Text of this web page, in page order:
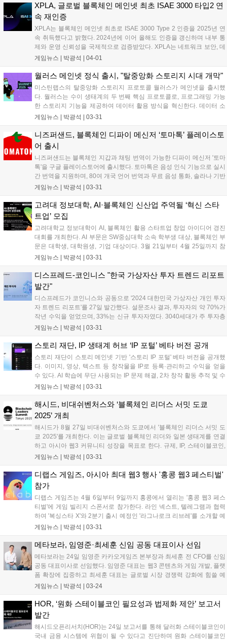
로 제공되는 GameFi 모델도 선보인다....
XPLA, 글로벌 블록체인 메인넷 최초 ISAE 3000 타입2 연
속 재인증
XPLA는 블록체인 메인넷 최초로 ISAE 3000 Type 2 인증을 2025년 연
속 취득했다고 밝혔다. 2024년에 이어 올해도 인증을 갱신하며 내부 통
제와 운영 신뢰성을 국제적으로 검증받았다. XPLA는 네트워크 보안, 데
이터 보호 등 IT 관리 체계와 운영 절차의 적절성을 검토받았다. 폴 킴
다....
게임뉴스 | 박광석 04-01
월러스 메인넷 정식 출시, "탈중앙화 스토리지 시대 개막"
미스틴랩스의 탈중앙화 스토리지 프로토콜 월러스가 메인넷을 출시했
다. 월러스는 수이 생태계의 두 번째 핵심 프로토콜로, 프로그래밍 가능
한 스토리지 기능을 제공하여 데이터 활용 방식을 혁신한다. 데이터 소
유자는 정보에 대한 완전한 통제권을 유지하며, '레드스터프' 데이터 인
WAL 토큰 기반의 탈중앙화 스토리지 경제를 구축하고, 스토리지 노드
운영자에게 보상을 제공한다. 딥북을 포함한 수이 기반 디파이 프로토콜
을 통해 WAL을 자유롭게 거래할 수 있다....
게임뉴스 | 박광석 03-31
니즈퍼샌드, 블록체인 디파이 메신저 ‘토마톡’ 플레이스토
어 출시
니즈퍼샌드는 블록체인 지갑과 채팅 번역이 가능한 디파이 메신저 '토마
톡'을 구글 플레이스토어에 출시했다. 토마톡은 음성 인식 기능으로 실시
간 번역을 지원하며, 80여 개국 언어 번역과 무료 음성 통화, 솔라나 기반
게임 연동을 제공한다. 니즈퍼샌드는 AI 기능 추가를 통해 암호화폐 자산
시하여 사용자들이 토큰을 획득할 수 있도록 했다....
게임뉴스 | 박광석 03-31
고려대 정보대학, AI·블록체인 신산업 주역될 ‘혁신 스타
트업’ 모집
고려대학교 정보대학이 AI, 블록체인 활용 스타트업 창업 아이디어 경진
대회를 개최한다. AI 부문은 SW중심대학 소속 학부생 대상, 블록체인 부
문은 대학생, 대학원생, 기업 대상이다. 3월 21일부터 4월 25일까지 참
가 신청을 받으며, 5월 16일 발표 평가를 통해 최종 수상팀을 선정한다.
게임뉴스 | 박광석 03-31
디스프레드-코인니스 "한국 가상자산 투자 트렌드 리포트
발간"
디스프레드가 코인니스와 공동으로 '2024 대한민국 가상자산 개인 투자
자 트렌드 리포트'를 27일 발간했다. 설문조사 결과, 투자자의 약 70%가
작년 수익을 얻었으며, 33%는 신규 투자자였다. 3040세대가 주 투자층
이며, 여성 투자자 비율도 증가했다. 현물 투자를 선호하고 에어드롭에
이 높고, 비트코인과 리플에 대한 관심이 큰 것으로 나타났다....
게임뉴스 | 박광석 03-31
스토리 재단, IP 생태계 허브 ‘IP 포털’ 베타 버전 공개
스토리 재단이 스토리 메인넷 기반 '스토리 IP 포털' 베타 버전을 공개했
다. 이미지, 영상, 텍스트 등 창작물을 IP로 등록·관리하고 수익을 얻을
수 있다. AI 학습에 무단 사용되는 IP 문제 해결, 2차 창작 활동 추적 및 수
익 배분 기능도 제공한다. 2월 13일 론칭된 스토리 메인넷 기반 IP RWA
고 있다....
게임뉴스 | 박광석 03-31
해시드, 비대쉬벤처스와 ‘블록체인 리더스 서밋 도쿄
2025’ 개최
해시드가 8월 27일 비대쉬벤처스와 도쿄에서 '블록체인 리더스 서밋 도
쿄 2025'를 개최한다. 이는 글로벌 블록체인 리더와 일본 생태계를 연결
하고 아시아 웹3 커뮤니티 성장을 목표로 한다. 규제, IP, 스테이블코인,
AI, RWA 등 핵심 이슈를 다루는 세션과 네트워킹 프로그램이 제공된다.
계획이다....
게임뉴스 | 박광석 03-31
디랩스 게임즈, 아시아 최대 웹3 행사 '홍콩 웹3 페스티벌'
참가
디랩스 게임즈는 4월 6일부터 9일까지 홍콩에서 열리는 '홍콩 웹3 페스
티벌'에 게임 빌리지 스폰서로 참가한다. 라인 넥스트, 텔레그램과 협력
하여 '복싱스타 X'와 2분기 출시 예정인 '라그나로크 리브레'를 소개할 예
정이다. 권다희 디렉터는 웹3 게임파이 발전 방향을 제시하며, 이 행사에
게임뉴스 | 박광석 03-31
메타보라, 임영준·최세훈 신임 공동 대표이사 선임
메타보라는 24일 임영준 카카오게임즈 본부장과 최세훈 전 CFO를 신임
공동 대표이사로 선임했다. 임영준 대표는 웹3 콘텐츠와 게임 개발, 플랫
폼 확장에 집중하고 최세훈 대표는 글로벌 시장 경쟁력 강화에 힘쓸 예
정이다. 임영준 대표는 파트너십 확장 및 서비스 강화를 통해 경쟁력 증
경쟁력 강화를 위해 노력하겠다고 말했다....
게임뉴스 | 박광석 03-24
HOR, ‘원화 스테이블코인 필요성과 법제화 제안’ 보고서
발간
해시드오픈리서치(HOR)는 24일 보고서를 통해 달러화 스테이블코인이
국내 금융 시스템에 위협이 될 수 있다고 진단하며 원화 스테이블코인